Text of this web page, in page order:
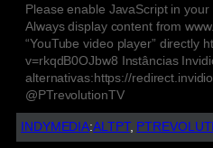
Please enable JavaScript in
Always display content from
“YouTube video player” directly
v=rkqdB0OJbw8 Instâncias
alternativas:https://
@PTrevolutionTV
INDYMEDIA:ALTPT,